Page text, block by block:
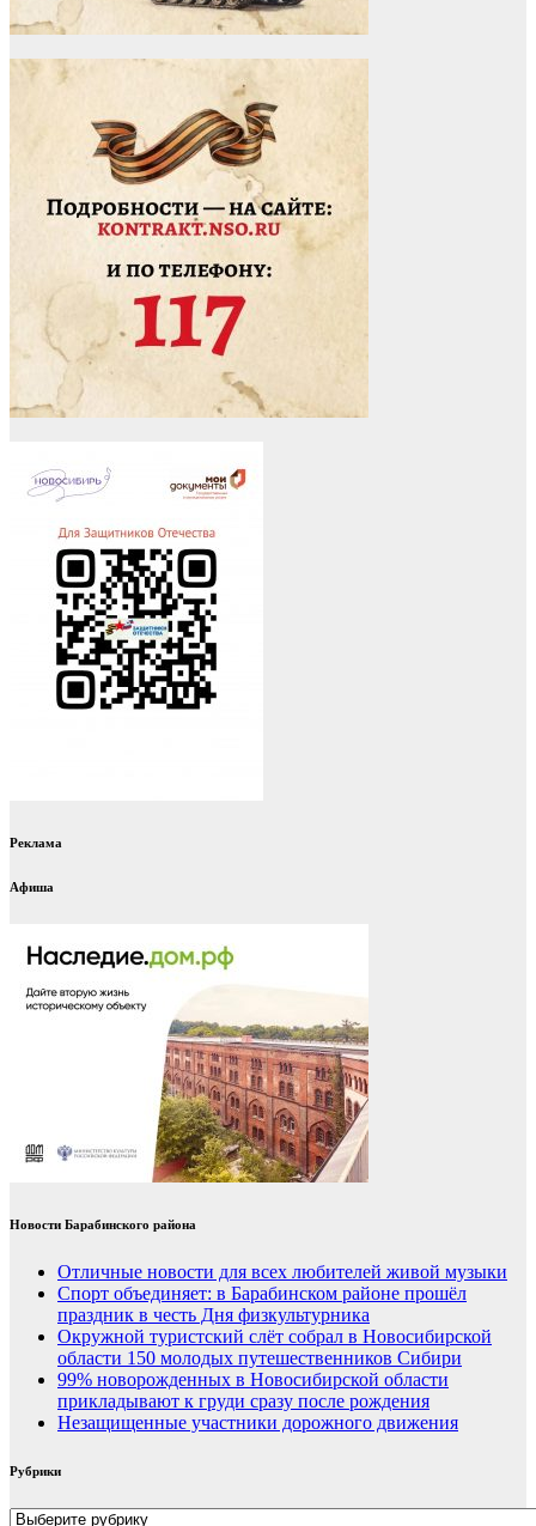
Реклама
Афиша
Новости Барабинского района
Отличные новости для всех любителей живой музыки
Спорт объединяет: в Барабинском районе прошёл
праздник в честь Дня физкультурника
Окружной туристский слёт собрал в Новосибирской
области 150 молодых путешественников Сибири
99% новорожденных в Новосибирской области
прикладывают к груди сразу после рождения
Незащищенные участники дорожного движения
Рубрики
Рубрики